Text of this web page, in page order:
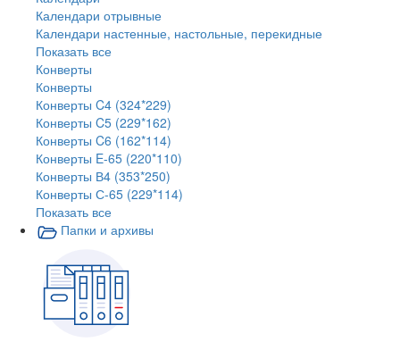
Календари отрывные
Календари настенные, настольные, перекидные
Показать все
Конверты
Конверты
Конверты C4 (324*229)
Конверты C5 (229*162)
Конверты C6 (162*114)
Конверты E-65 (220*110)
Конверты В4 (353*250)
Конверты С-65 (229*114)
Показать все
Папки и архивы